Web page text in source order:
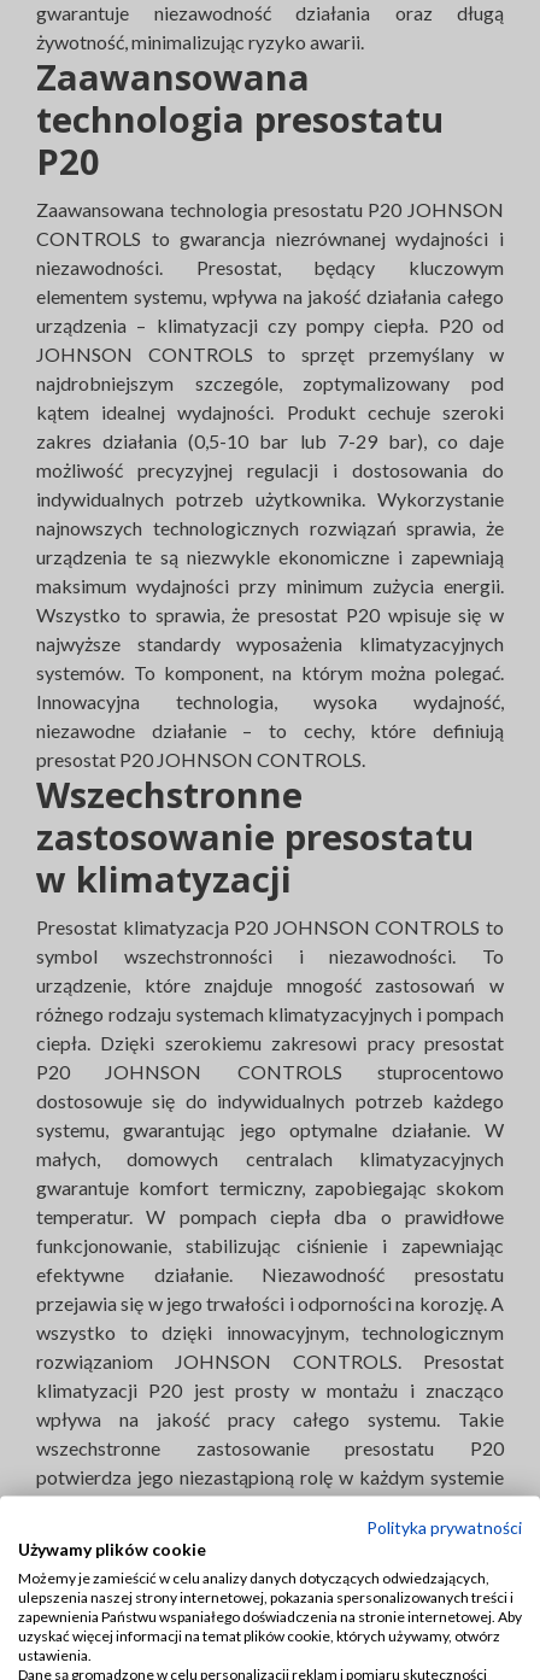
gwarantuje niezawodność działania oraz długą
żywotność, minimalizując ryzyko awarii.
Zaawansowana
technologia presostatu
P20
Zaawansowana technologia presostatu P20 JOHNSON
CONTROLS to gwarancja niezrównanej wydajności i
niezawodności. Presostat, będący kluczowym
elementem systemu, wpływa na jakość działania całego
urządzenia – klimatyzacji czy pompy ciepła. P20 od
JOHNSON CONTROLS to sprzęt przemyślany w
najdrobniejszym szczególe, zoptymalizowany pod
kątem idealnej wydajności. Produkt cechuje szeroki
zakres działania (0,5-10 bar lub 7-29 bar), co daje
możliwość precyzyjnej regulacji i dostosowania do
indywidualnych potrzeb użytkownika. Wykorzystanie
najnowszych technologicznych rozwiązań sprawia, że
urządzenia te są niezwykle ekonomiczne i zapewniają
maksimum wydajności przy minimum zużycia energii.
Wszystko to sprawia, że presostat P20 wpisuje się w
najwyższe standardy wyposażenia klimatyzacyjnych
systemów. To komponent, na którym można polegać.
Innowacyjna technologia, wysoka wydajność,
niezawodne działanie – to cechy, które definiują
presostat P20 JOHNSON CONTROLS.
Wszechstronne
zastosowanie presostatu
w klimatyzacji
Presostat klimatyzacja P20 JOHNSON CONTROLS to
symbol wszechstronności i niezawodności. To
urządzenie, które znajduje mnogość zastosowań w
różnego rodzaju systemach klimatyzacyjnych i pompach
ciepła. Dzięki szerokiemu zakresowi pracy presostat
P20 JOHNSON CONTROLS stuprocentowo
dostosowuje się do indywidualnych potrzeb każdego
systemu, gwarantując jego optymalne działanie. W
małych, domowych centralach klimatyzacyjnych
gwarantuje komfort termiczny, zapobiegając skokom
temperatur. W pompach ciepła dba o prawidłowe
funkcjonowanie, stabilizując ciśnienie i zapewniając
efektywne działanie. Niezawodność presostatu
przejawia się w jego trwałości i odporności na korozję. A
wszystko to dzięki innowacyjnym, technologicznym
rozwiązaniom JOHNSON CONTROLS. Presostat
klimatyzacji P20 jest prosty w montażu i znacząco
wpływa na jakość pracy całego systemu. Takie
wszechstronne zastosowanie presostatu P20
potwierdza jego niezastąpioną rolę w każdym systemie
przemysłowym. Kupując ten produkt, inwestują Państwo
w niezawodny sprzęt, który służyć będzie przez długie
lata.
Właściwości presostatów do
klimatyzacji i pomp ciepła P20
Polityka prywatności
Używamy plików cookie
Możemy je zamieścić w celu analizy danych dotyczących odwiedzających,
ulepszenia naszej strony internetowej, pokazania spersonalizowanych treści i
zapewnienia Państwu wspaniałego doświadczenia na stronie internetowej. Aby
uzyskać więcej informacji na temat plików cookie, których używamy, otwórz
ustawienia.
Dane są gromadzone w celu personalizacji reklam i pomiaru skuteczności